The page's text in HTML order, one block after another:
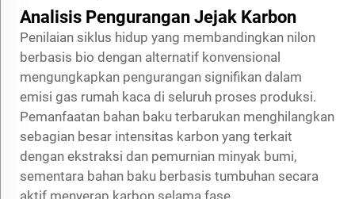
Analisis Pengurangan Jejak Karbon
Penilaian siklus hidup yang membandingkan nilon
berbasis bio dengan alternatif konvensional
mengungkapkan pengurangan signifikan dalam
emisi gas rumah kaca di seluruh proses produksi.
Pemanfaatan bahan baku terbarukan menghilangkan
sebagian besar intensitas karbon yang terkait
dengan ekstraksi dan pemurnian minyak bumi,
sementara bahan baku berbasis tumbuhan secara
aktif menyerap karbon selama fase